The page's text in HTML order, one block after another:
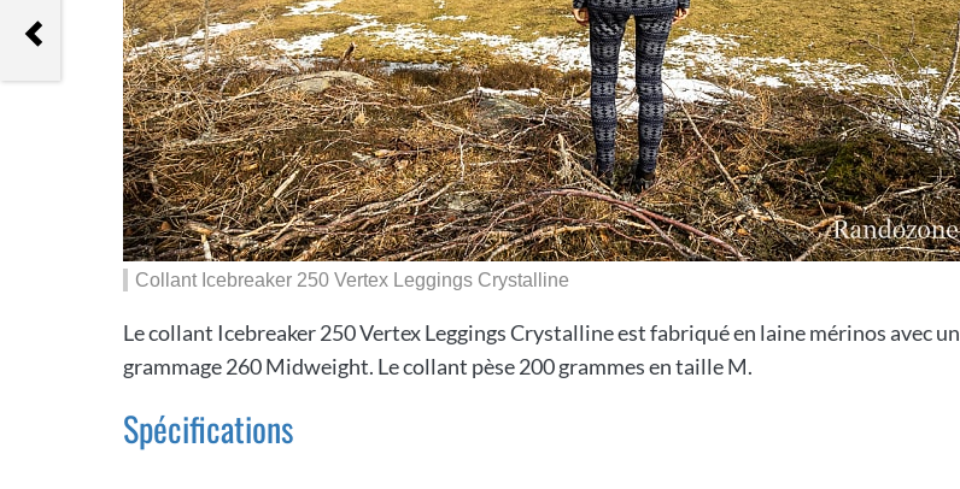
Icebreaker 250 Vertex Long
Sleeve Half Zip Crystalline
Collant Icebreaker 250 Vertex Leggings Crystalline
Le collant Icebreaker 250 Vertex Leggings Crystalline est fabriqué en laine mérinos avec un
grammage 260 Midweight. Le collant pèse 200 grammes en taille M.
Spécifications